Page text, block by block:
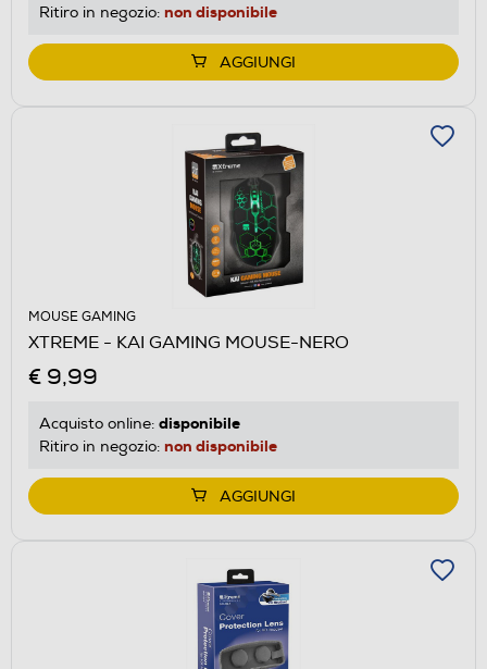
Ritiro in negozio: non disponibile
AGGIUNGI
MOUSE GAMING
XTREME - KAI GAMING MOUSE-NERO
€ 9,99
Acquisto online: disponibile
Ritiro in negozio: non disponibile
AGGIUNGI